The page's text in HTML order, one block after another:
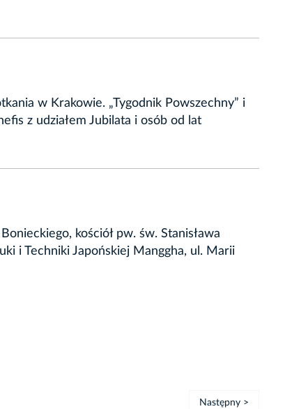
w Krakowie. „Tygodnik Powszechny” i
z udziałem Jubilata i osób od lat
kościół pw. św. Stanisława
i Techniki Japońskiej Manggha, ul. Marii
Następny >